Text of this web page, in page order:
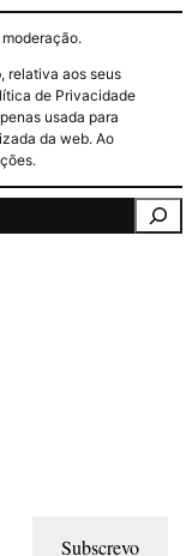
relativa aos seus
de Privacidade
usada para
da web. Ao
Subscrevo